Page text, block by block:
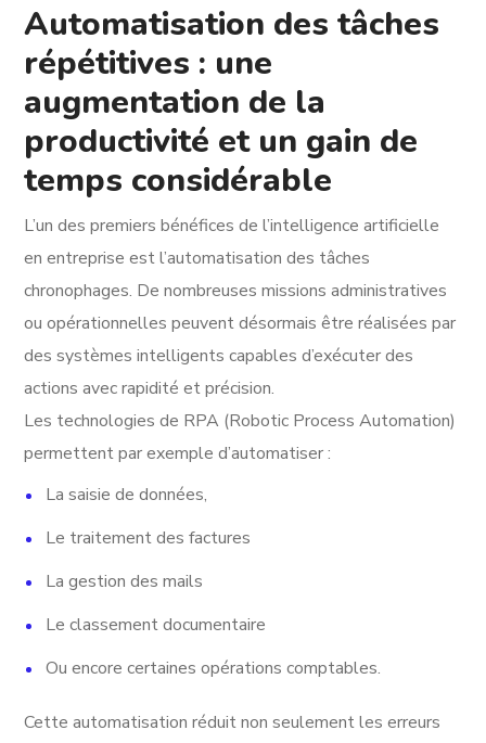
Automatisation des tâches
répétitives : une
augmentation de la
productivité et un gain de
temps considérable
L’un des premiers bénéfices de l’intelligence artificielle
en entreprise est l’automatisation des tâches
chronophages. De nombreuses missions administratives
ou opérationnelles peuvent désormais être réalisées par
des systèmes intelligents capables d’exécuter des
actions avec rapidité et précision.
Les technologies de RPA (Robotic Process Automation)
permettent par exemple d’automatiser :
La saisie de données,
Le traitement des factures
La gestion des mails
Le classement documentaire
Ou encore certaines opérations comptables.
Cette automatisation réduit non seulement les erreurs